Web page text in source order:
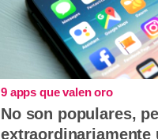
9 apps que valen oro
No son populares,
extraordinariamente